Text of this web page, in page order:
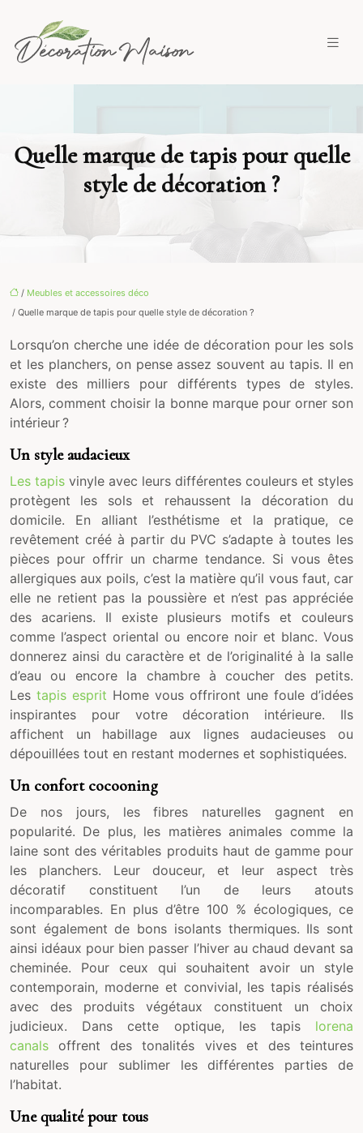
Quelle marque de tapis pour quelle
style de décoration ?
/ Meubles et accessoires déco
/ Quelle marque de tapis pour quelle style de décoration ?
Lorsqu’on cherche une idée de décoration pour les sols
et les planchers, on pense assez souvent au tapis. Il en
existe des milliers pour différents types de styles.
Alors, comment choisir la bonne marque pour orner son
intérieur ?
Un style audacieux
Les tapis vinyle avec leurs différentes couleurs et styles
protègent les sols et rehaussent la décoration du
domicile. En alliant l’esthétisme et la pratique, ce
revêtement créé à partir du PVC s’adapte à toutes les
pièces pour offrir un charme tendance. Si vous êtes
allergiques aux poils, c’est la matière qu’il vous faut, car
elle ne retient pas la poussière et n’est pas appréciée
des acariens. Il existe plusieurs motifs et couleurs
comme l’aspect oriental ou encore noir et blanc. Vous
donnerez ainsi du caractère et de l’originalité à la salle
d’eau ou encore la chambre à coucher des petits.
Les tapis esprit Home vous offriront une foule d’idées
inspirantes pour votre décoration intérieure. Ils
affichent un habillage aux lignes audacieuses ou
dépouillées tout en restant modernes et sophistiquées.
Un confort cocooning
De nos jours, les fibres naturelles gagnent en
popularité. De plus, les matières animales comme la
laine sont des véritables produits haut de gamme pour
les planchers. Leur douceur, et leur aspect très
décoratif constituent l’un de leurs atouts
incomparables. En plus d’être 100 % écologiques, ce
sont également de bons isolants thermiques. Ils sont
ainsi idéaux pour bien passer l’hiver au chaud devant sa
cheminée. Pour ceux qui souhaitent avoir un style
contemporain, moderne et convivial, les tapis réalisés
avec des produits végétaux constituent un choix
judicieux. Dans cette optique, les tapis lorena
canals offrent des tonalités vives et des teintures
naturelles pour sublimer les différentes parties de
l’habitat.
Une qualité pour tous